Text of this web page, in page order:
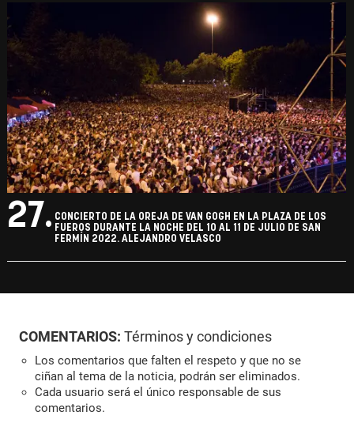
27. CONCIERTO DE LA OREJA DE VAN GOGH EN LA PLAZA DE LOS
FUEROS DURANTE LA NOCHE DEL 10 AL 11 DE JULIO DE SAN
FERMÍN 2022. ALEJANDRO VELASCO
COMENTARIOS: Términos y condiciones
Los comentarios que falten el respeto y que no se
ciñan al tema de la noticia, podrán ser eliminados.
Cada usuario será el único responsable de sus
comentarios.